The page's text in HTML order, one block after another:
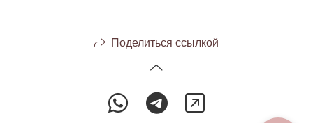
Поделиться ссылкой